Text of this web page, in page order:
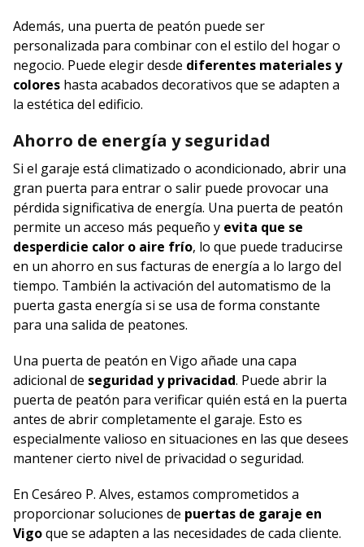
Además, una puerta de peatón puede ser
personalizada para combinar con el estilo del hogar o
negocio. Puede elegir desde diferentes materiales y
colores hasta acabados decorativos que se adapten a
la estética del edificio.
Ahorro de energía y seguridad
Si el garaje está climatizado o acondicionado, abrir una
gran puerta para entrar o salir puede provocar una
pérdida significativa de energía. Una puerta de peatón
permite un acceso más pequeño y evita que se
desperdicie calor o aire frío, lo que puede traducirse
en un ahorro en sus facturas de energía a lo largo del
tiempo. También la activación del automatismo de la
puerta gasta energía si se usa de forma constante
para una salida de peatones.
Una puerta de peatón en Vigo añade una capa
adicional de seguridad y privacidad. Puede abrir la
puerta de peatón para verificar quién está en la puerta
antes de abrir completamente el garaje. Esto es
especialmente valioso en situaciones en las que desees
mantener cierto nivel de privacidad o seguridad.
En Cesáreo P. Alves, estamos comprometidos a
proporcionar soluciones de puertas de garaje en
Vigoque se adapten a las necesidades de cada cliente.